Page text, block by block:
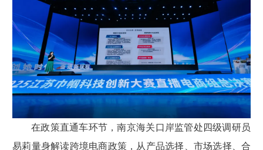
在政策直通车环节，南京海关口岸监管处四级调研员
易莉量身解读跨境电商政策，从产品选择、市场选择、合